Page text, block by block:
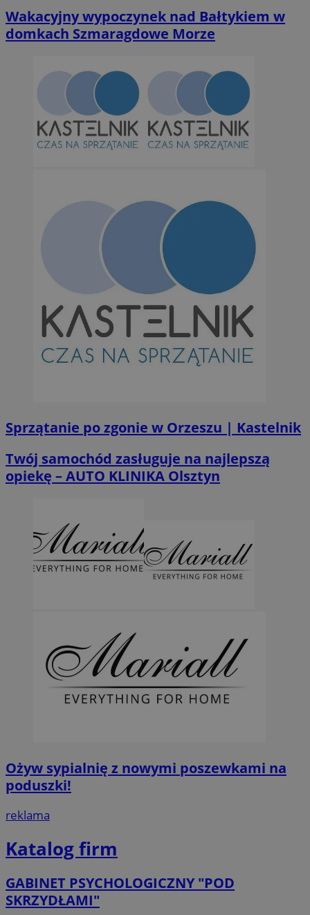
Wakacyjny wypoczynek nad Bałtykiem w
domkach Szmaragdowe Morze
Sprzątanie po zgonie w Orzeszu | Kastelnik
Twój samochód zasługuje na najlepszą
opiekę – AUTO KLINIKA Olsztyn
Ożyw sypialnię z nowymi poszewkami na
poduszki!
reklama
Katalog firm
GABINET PSYCHOLOGICZNY "POD
SKRZYDŁAMI"